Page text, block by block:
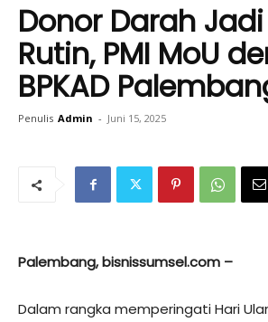
Donor Darah
Rutin, PMI MoU
BPKAD
Penulis Admin - Juni 15, 2025
Palembang, bisnissumsel.com –
Dalam rangka memperingati Hari